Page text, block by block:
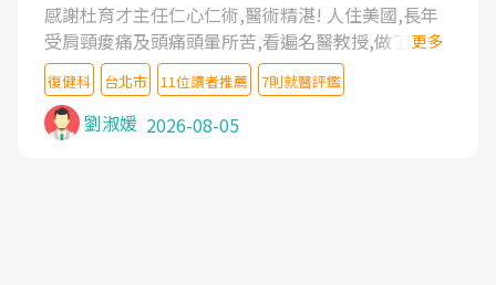
感謝杜育才主任仁心仁術,醫術精湛! 人住美國,長年
受肩頸痠痛及頭痛頭暈所苦,看遍名醫教授,做了各種
檢查,也嘗試過西醫打針,中醫針灸及物理徒手治療都
沒有用,後來連吃到嗎啡類止痛藥都效果有限,只是壓
症狀,沒多久就痛起來,多年失眠嚴重影響生活品質.
台灣親友介紹忠孝醫院杜育才主任是頸頭症候群專
更多
復健科 台北市 11位讀者推薦 7則就醫評鑑
劉淑媛 2026-08-05